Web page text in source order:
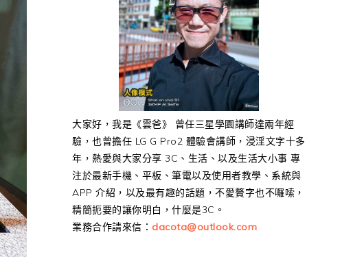
大家好，我是《雲爸》 曾任三星學園講師達兩年經
驗，也曾擔任 LG G Pro2 體驗會講師，浸淫文字十多
年，熱愛與大家分享 3C、生活、以及生活大小事 專
注於最新手機、平板、筆電以及使用者教學、系統與
APP 介紹，以及最有趣的話題，不愛贅字也不囉嗦，
精簡扼要的讓你明白，什麼是3C。
業務合作請來信： dacota@outlook.com